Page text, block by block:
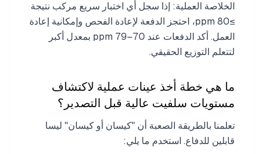
الخلاصة العملية: إذا سجل أي اختبار سريع مركب نتيجة
≥80 ppm، احتجز الدفعة لإعادة الفحص وإمكانية إعادة
العمل. أكد الدفعات عند 70–79 ppm بمعدل أكبر
لتتعلم التوزيع الحقيقي.
ما هي خطة أخذ عينات عملية لاكتشاف
مستويات سلفيت عالية قبل التصدير؟
تعلمنا بالطريقة الصعبة أن "كيسان أو كيسان" ليسا
قابلين للدفاع. استخدم ما يلي: